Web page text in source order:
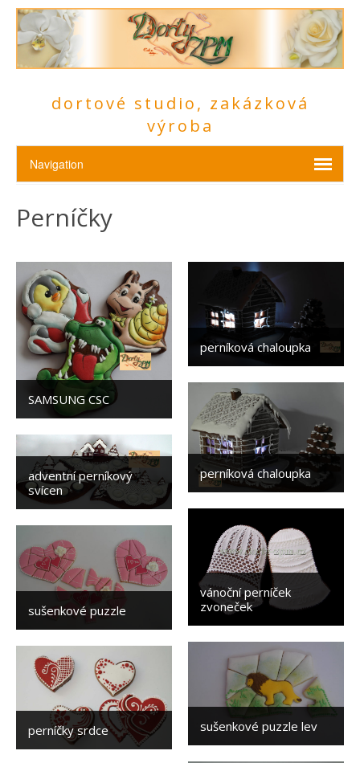
dortové studio, zakázková
výroba
Perníčky
SAMSUNG CSC
perníková chaloupka
perníková chaloupka
adventní perníkový
svícen
vánoční perníček
zvoneček
sušenkové puzzle
sušenkové puzzle lev
perníčky srdce